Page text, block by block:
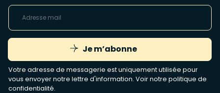
Je m’abonne
Votre adresse de messagerie est uniquement utilisée pour
vous envoyer notre lettre d'information. Voir notre politique de
confidentialité.